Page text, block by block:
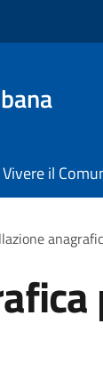
Vivere il